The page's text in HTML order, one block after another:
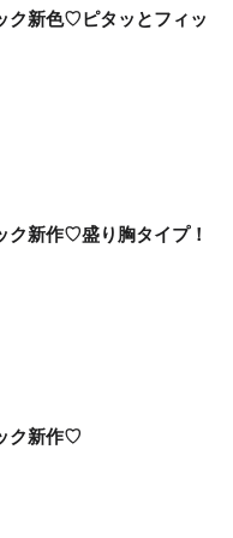
ク新色♡ピタッとフィッ
ク新作♡盛り胸タイプ！
ク新作♡